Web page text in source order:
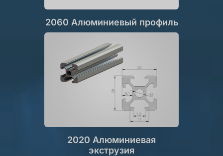
2060 Алюминиевый профиль
2020 Алюминиевая
экструзия